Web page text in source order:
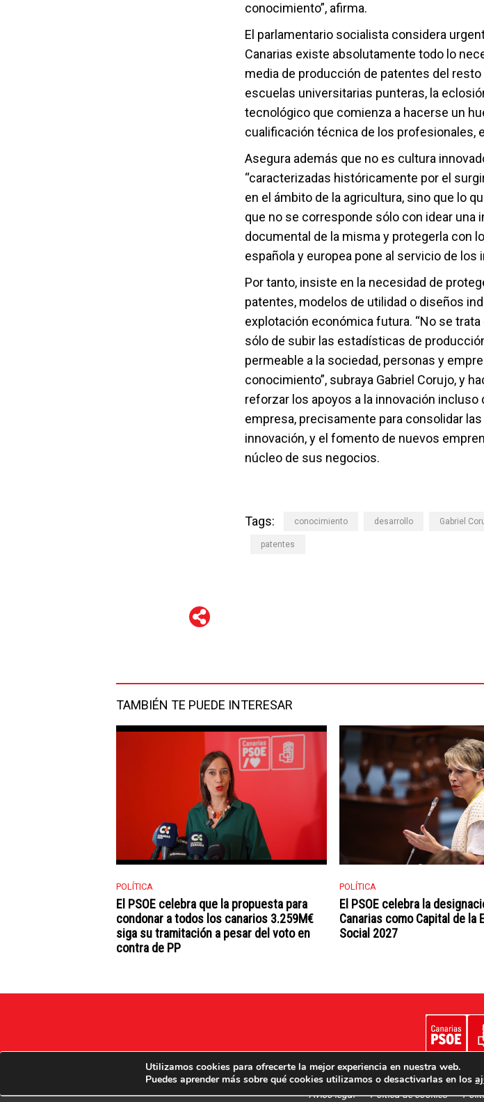
conocimiento”, afirma.
El parlamentario socialista considera
Canarias existe absolutamente todo lo
media de producción de patentes del
escuelas universitarias punteras, la
tecnológico que comienza a hacerse un
cualificación técnica de los profesionales,
Asegura además que no es cultura
“caracterizadas históricamente por el
en el ámbito de la agricultura, sino que lo
que no se corresponde sólo con idear una
documental de la misma y protegerla con
española y europea pone al servicio de los
Por tanto, insiste en la necesidad de
patentes, modelos de utilidad o diseños
explotación económica futura. “No se
sólo de subir las estadísticas de
permeable a la sociedad, personas y
conocimiento”, subraya Gabriel Corujo, y
reforzar los apoyos a la innovación incluso
empresa, precisamente para consolidar
innovación, y el fomento de nuevos
núcleo de sus negocios.
Tags: conocimiento desarrollo Gabriel
patentes
TAMBIÉN TE PUEDE INTERESAR
POLÍTICA
El PSOE celebra que la propuesta para
condonar a todos los canarios 3.259M€
siga su tramitación a pesar del voto en
contra de PP
POLÍTICA
El PSOE celebra la
Canarias como Capital de la
Social 2027
Aviso legal Poítica de cookies
Utilizamos cookies para ofrecerte la mejor experiencia en nuestra web.
Puedes aprender más sobre qué cookies utilizamos o desactivarlas en los